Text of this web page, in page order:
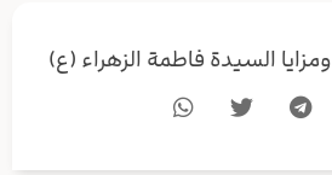
السيدة فاطمة الزهراء (ع)